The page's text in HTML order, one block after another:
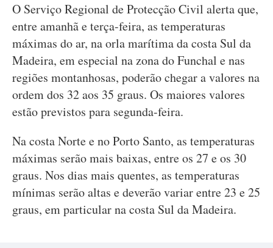
O Serviço Regional de Protecção Civil alerta que,
entre amanhã e terça-feira, as temperaturas
máximas do ar, na orla marítima da costa Sul da
Madeira, em especial na zona do Funchal e nas
regiões montanhosas, poderão chegar a valores na
ordem dos 32 aos 35 graus. Os maiores valores
estão previstos para segunda-feira.
Na costa Norte e no Porto Santo, as temperaturas
máximas serão mais baixas, entre os 27 e os 30
graus. Nos dias mais quentes, as temperaturas
mínimas serão altas e deverão variar entre 23 e 25
graus, em particular na costa Sul da Madeira.